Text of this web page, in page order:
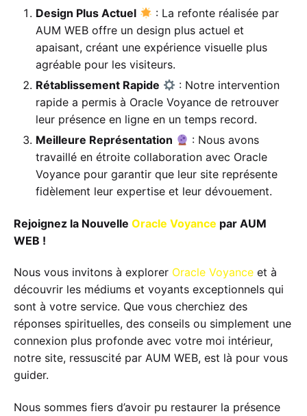
Design Plus Actuel
: La refonte réalisée par
AUM WEB offre un design plus actuel et
apaisant, créant une expérience visuelle plus
agréable pour les visiteurs.
Rétablissement Rapide
: Notre intervention
rapide a permis à Oracle Voyance de retrouver
leur présence en ligne en un temps record.
Meilleure Représentation
: Nous avons
travaillé en étroite collaboration avec Oracle
Voyance pour garantir que leur site représente
fidèlement leur expertise et leur dévouement.
Rejoignez la Nouvelle Oracle Voyance par AUM
WEB !
Nous vous invitons à explorer Oracle Voyance et à
découvrir les médiums et voyants exceptionnels qui
sont à votre service. Que vous cherchiez des
réponses spirituelles, des conseils ou simplement une
connexion plus profonde avec votre moi intérieur,
notre site, ressuscité par AUM WEB, est là pour vous
guider.
Nous sommes fiers d’avoir pu restaurer la présence